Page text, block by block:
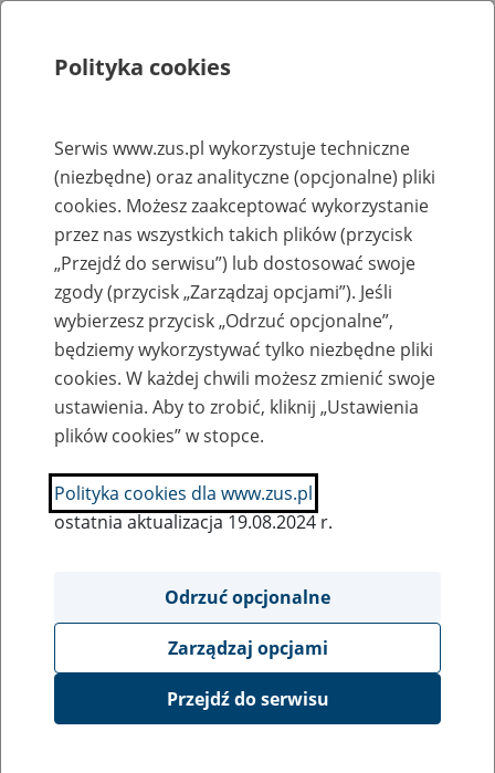
Rejestry, ewidencje i archiwa
Baza zlikwidowanych lub
przekształconych zakładów pracy
Nazwa zakładu pracy:
SZUKAJ
Ukryj wszystkie pozycje bazy
Spółdzielczy Zakład Usługowo-
Polityka cookies
Serwis www.zus.pl wykorzystuje techniczne
(niezbędne) oraz analityczne (opcjonalne) pliki
cookies. Możesz zaakceptować wykorzystanie
przez nas wszystkich takich plików (przycisk
„Przejdź do serwisu”) lub dostosować swoje
zgody (przycisk „Zarządzaj opcjami”). Jeśli
wybierzesz przycisk „Odrzuć opcjonalne”,
będziemy wykorzystywać tylko niezbędne pliki
cookies. W każdej chwili możesz zmienić swoje
ustawienia. Aby to zrobić, kliknij „Ustawienia
plików cookies” w stopce.
Polityka cookies dla www.zus.pl
ostatnia aktualizacja 19.08.2024 r.
Odrzuć opcjonalne
Zarządzaj opcjami
Przejdź do serwisu